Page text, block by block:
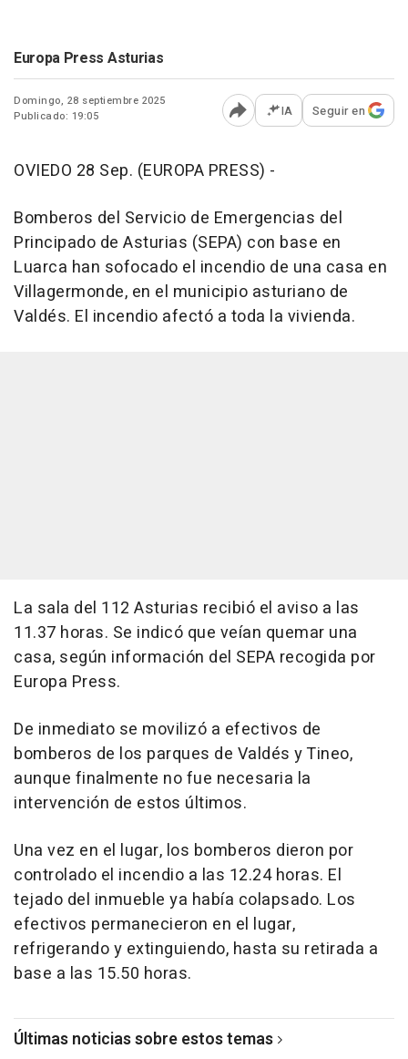
Europa Press Asturias
Domingo, 28 septiembre 2025
Publicado: 19:05
Abrir opciones para
IA Seguir en
OVIEDO 28 Sep. (EUROPA PRESS) -
Bomberos del Servicio de Emergencias del
Principado de Asturias (SEPA) con base en
Luarca han sofocado el incendio de una casa en
Villagermonde, en el municipio asturiano de
Valdés. El incendio afectó a toda la vivienda.
La sala del 112 Asturias recibió el aviso a las
11.37 horas. Se indicó que veían quemar una
casa, según información del SEPA recogida por
Europa Press.
De inmediato se movilizó a efectivos de
bomberos de los parques de Valdés y Tineo,
aunque finalmente no fue necesaria la
intervención de estos últimos.
Una vez en el lugar, los bomberos dieron por
controlado el incendio a las 12.24 horas. El
tejado del inmueble ya había colapsado. Los
efectivos permanecieron en el lugar,
refrigerando y extinguiendo, hasta su retirada a
base a las 15.50 horas.
Últimas noticias sobre estos temas